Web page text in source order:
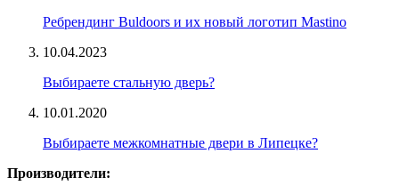
Ребрендинг Buldoors и их новый логотип Mastino
10.04.2023
Выбираете стальную дверь?
10.01.2020
Выбираете межкомнатные двери в Липецке?
Производители: